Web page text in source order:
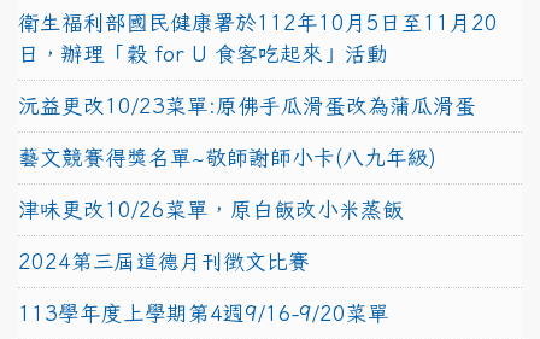
衛生福利部國民健康署於112年10月5日至11月20
日，辦理「穀 for U 食客吃起來」活動
沅益更改10/23菜單:原佛手瓜滑蛋改為蒲瓜滑蛋
藝文競賽得獎名單~敬師謝師小卡(八九年級)
津味更改10/26菜單，原白飯改小米蒸飯
2024第三屆道德月刊徵文比賽
113學年度上學期第4週9/16-9/20菜單